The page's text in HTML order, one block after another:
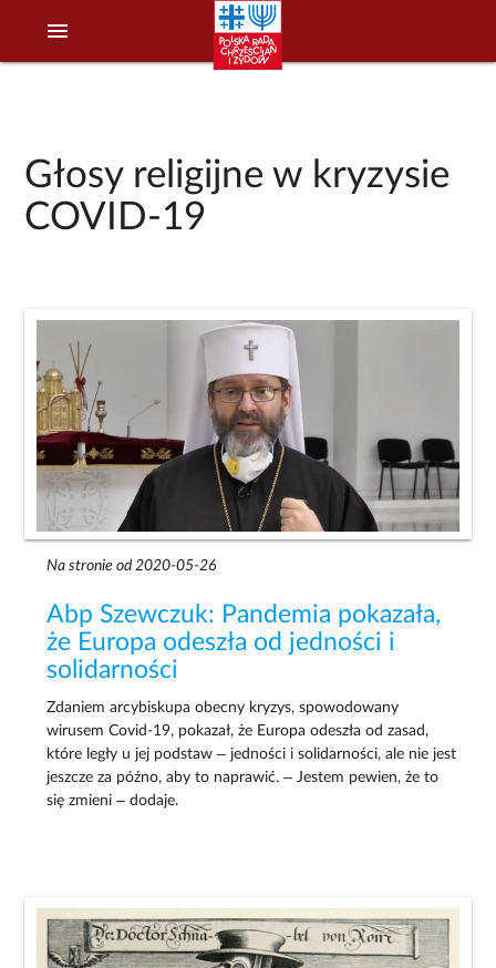
menu
Głosy religijne w kryzysie
COVID-19
Na stronie od 2020-05-26
Abp Szewczuk: Pandemia pokazała,
że Europa odeszła od jedności i
solidarności
Zdaniem arcybiskupa obecny kryzys, spowodowany
wirusem Covid-19, pokazał, że Europa odeszła od zasad,
które legły u jej podstaw – jedności i solidarności, ale nie jest
jeszcze za późno, aby to naprawić. – Jestem pewien, że to
się zmieni – dodaje.